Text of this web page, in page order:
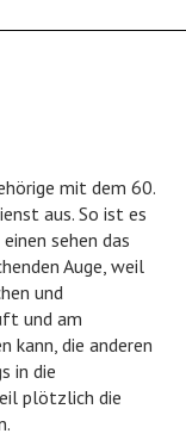
mit dem 60.
aus. So ist es
sehen das
Auge, weil
und
und am
kann, die anderen
in die
plötzlich die